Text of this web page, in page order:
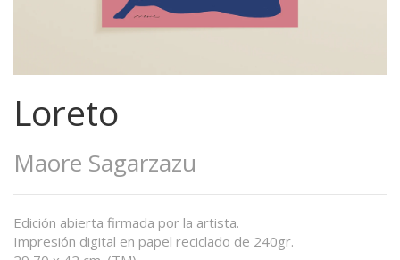
Loreto
Maore Sagarzazu
Edición abierta firmada por la artista.
Impresión digital en papel reciclado de 240gr.